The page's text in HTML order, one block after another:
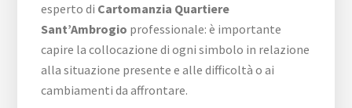
esperto di Cartomanzia Quartiere
Sant’Ambrogio professionale: è importante
capire la collocazione di ogni simbolo in relazione
alla situazione presente e alle difficoltà o ai
cambiamenti da affrontare.